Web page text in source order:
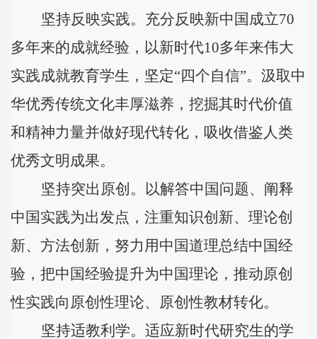
坚持反映实践。 充分反映新中国成立70
多年来的成就经验，以新时代10多年来伟大
实践成就教育学生，坚定“四个自信”。汲取中
华优秀传统文化丰厚滋养，挖掘其时代价值
和精神力量并做好现代转化，吸收借鉴人类
优秀文明成果。
坚持突出原创。
以解答中国问题、阐释
中国实践为出发点，注重知识创新、理论创
新、方法创新，努力用中国道理总结中国经
验，把中国经验提升为中国理论，推动原创
性实践向原创性理论、原创性教材转化。
坚持适教利学。 适应新时代研究生的学